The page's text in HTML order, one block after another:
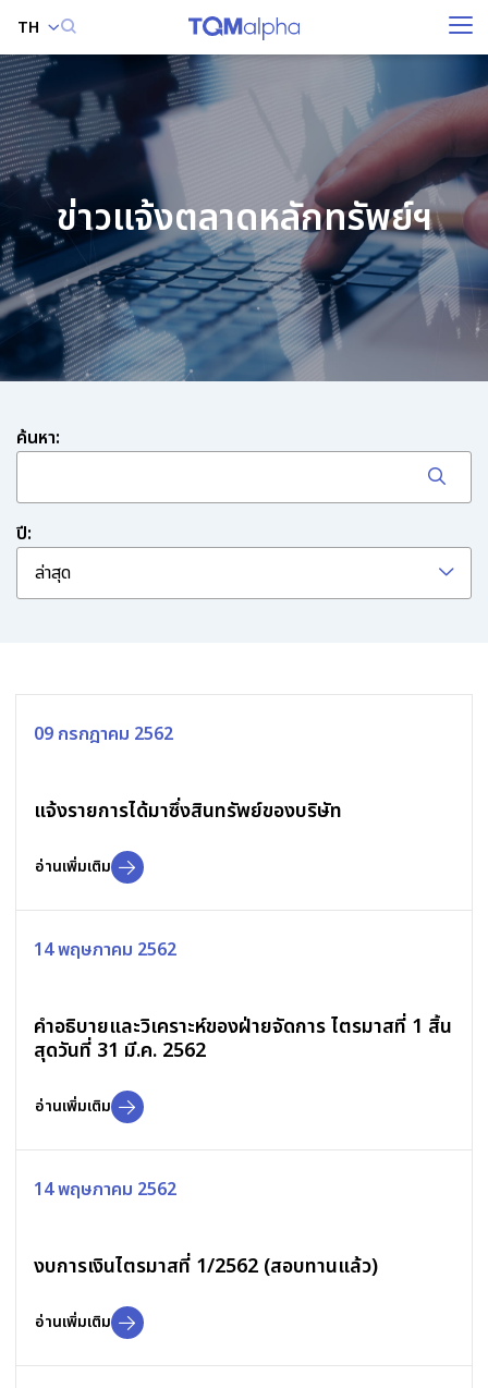
TH
ค้นหาในเว็บไซต์
Enhanced by
ข่าวแจ้งตลาดหลักทรัพย์ฯ
ค้นหา:
ปี:
ล่าสุด
09 กรกฎาคม 2562
แจ้งรายการได้มาซึ่งสินทรัพย์ของบริษัท
อ่านเพิ่มเติม
14 พฤษภาคม 2562
คำอธิบายและวิเคราะห์ของฝ่ายจัดการ ไตรมาสที่ 1 สิ้น
สุดวันที่ 31 มี.ค. 2562
อ่านเพิ่มเติม
14 พฤษภาคม 2562
งบการเงินไตรมาสที่ 1/2562 (สอบทานแล้ว)
อ่านเพิ่มเติม